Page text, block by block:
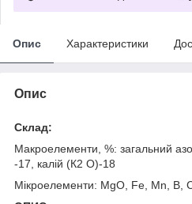
Опис Характеристики
Опис
Склад:
Макроелементи, %: загальний
-17, калій (К2 О)-18
Мікроелементи: MgO, Fe, Mn, B,